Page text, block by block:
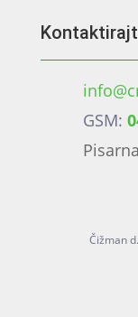
GSM:
Čižman